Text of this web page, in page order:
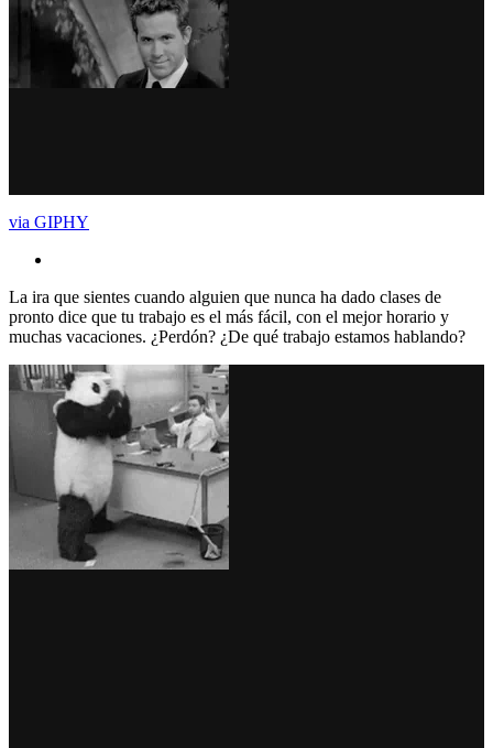
via GIPHY
La ira que sientes cuando alguien que nunca ha dado clases de
pronto dice que tu trabajo es el más fácil, con el mejor horario y
muchas vacaciones. ¿Perdón? ¿De qué trabajo estamos hablando?